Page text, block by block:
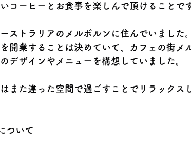
コーヒーとお食事を楽しんで頂けることで
ストラリアのメルボルンに住んでいました。
開業することは決めていて、カフェの街メ
デザインやメニューを構想していました。
また違った空間で過ごすことでリラックス
ついて